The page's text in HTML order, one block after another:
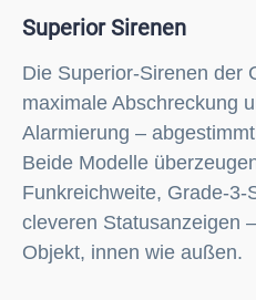
Superior Sirenen
Die Superior-Sirenen der
maximale Abschreckung
Alarmierung –
Beide Modelle
Funkreichweite, Grade-3-
cleveren Statusanzeigen
Objekt, innen wie außen.